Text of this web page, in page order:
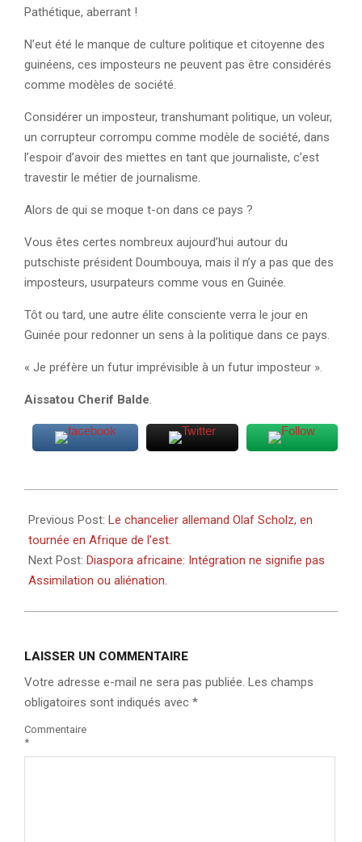
Pathétique, aberrant !
N’eut été le manque de culture politique et citoyenne des
guinéens, ces imposteurs ne peuvent pas être considérés
comme modèles de société.
Considérer un imposteur, transhumant politique, un voleur,
un corrupteur corrompu comme modèle de société, dans
l’espoir d’avoir des miettes en tant que journaliste, c’est
travestir le métier de journalisme.
Alors de qui se moque t-on dans ce pays ?
Vous êtes certes nombreux aujourd’hui autour du
putschiste président Doumbouya, mais il n’y a pas que des
imposteurs, usurpateurs comme vous en Guinée.
Tôt ou tard, une autre élite consciente verra le jour en
Guinée pour redonner un sens à la politique dans ce pays.
« Je préfère un futur imprévisible à un futur imposteur ».
Aissatou Cherif Balde.
05-
06
Previous Post: Le chancelier allemand Olaf Scholz, en
tournée en Afrique de l’est.
Next Post: Diaspora africaine: Intégration ne signifie pas
Assimilation ou aliénation.
LAISSER UN COMMENTAIRE
Votre adresse e-mail ne sera pas publiée. Les champs
obligatoires sont indiqués avec *
Commentaire
*